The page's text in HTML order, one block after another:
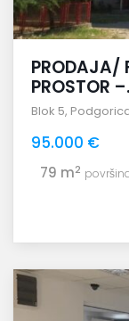
PRODAJA/
PROSTOR
Blok 5,
95.000 €
79 m2